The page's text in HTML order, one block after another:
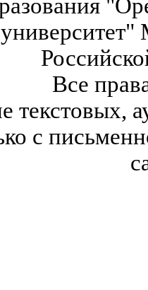
Все
текстовых,
с